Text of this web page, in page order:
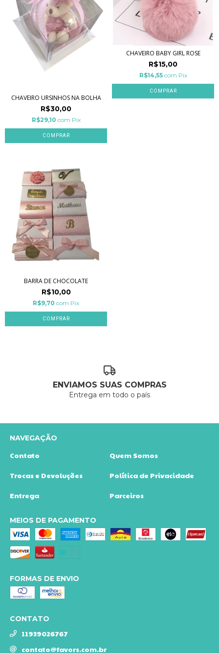
CHAVEIRO URSINHOS NA BOLHA
R$30,00
R$29,10 com Pix
COMPRAR
CHAVEIRO BABY GIRL ROSE
R$15,00
R$14,55 com Pix
BARRA DE CHOCOLATE
R$10,00
R$9,70 com Pix
COMPRAR
ENVIAMOS SUAS COMPRAS
Entrega em todo o país
NAVEGAÇÃO
Contato Quem Somos
Trocas e Devoluções Política de Privacidade
Entrega Parceiros
MEIOS DE PAGAMENTO
FORMAS DE ENVIO
CONTATO
11939026767
contato@favors.com.br